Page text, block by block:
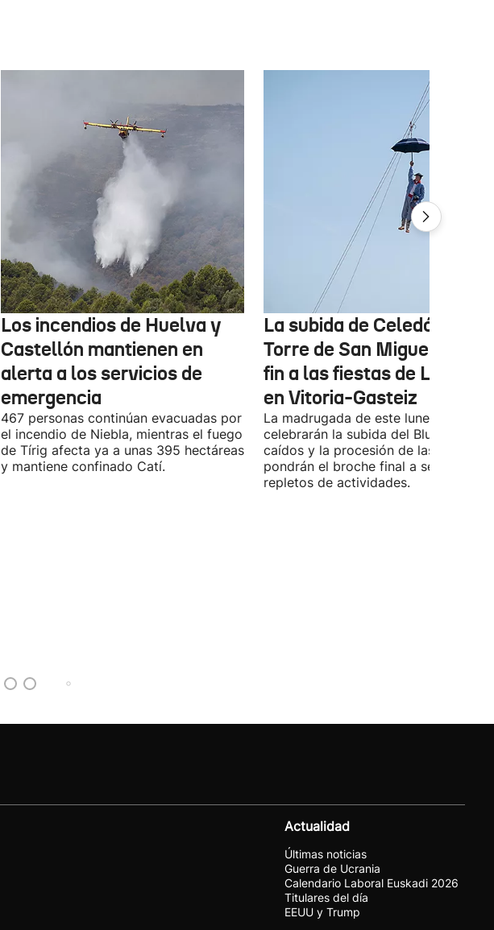
Los incendios de Huelva y
Castellón mantienen en
alerta a los servicios de
emergencia
467 personas continúan evacuadas por
el incendio de Niebla, mientras el fuego
de Tírig afecta ya a unas 395 hectáreas
y mantiene confinado Catí.
La subida de Celedón a la
Torre de San Miguel
fin a las fiestas de La
en Vitoria-Gasteiz
La madrugada de este lunes también
celebrarán la subida del Blusa y
caídos y la procesión de las velas,
pondrán el broche final a seis días
repletos de actividades.
Actualidad
Últimas noticias
Guerra de Ucrania
Calendario Laboral Euskadi 2026
Titulares del día
EEUU y Trump